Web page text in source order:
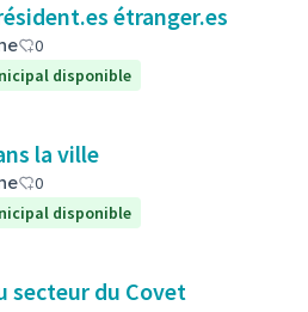
étranger.es
0
disponible
la ville
0
disponible
secteur du Covet